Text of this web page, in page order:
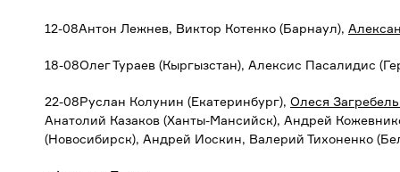
12-08Антон Лежнев, Виктор Котенко (Барнаул),
18-08Олег Тураев (Кыргызстан), Алексис Пасалидис
22-08Руслан Колунин (Екатеринбург), Олеся
Анатолий Казаков (Ханты-Мансийск), Андрей
(Новосибирск), Андрей Иоскин, Валерий Тихоненко